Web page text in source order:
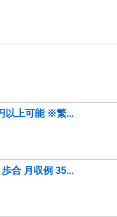
以上可能 ※繁...
合 月収例 35...